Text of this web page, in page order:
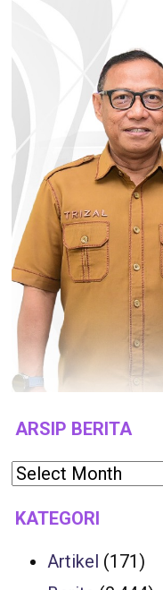
ARSIP BERITA
KATEGORI
Artikel (171)